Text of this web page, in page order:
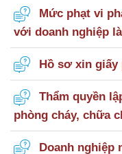
Mức phạt vi
với doanh nghiệp
Hồ sơ xin giấy
Thẩm quyền
phòng cháy, chữa
Doanh nghiệp